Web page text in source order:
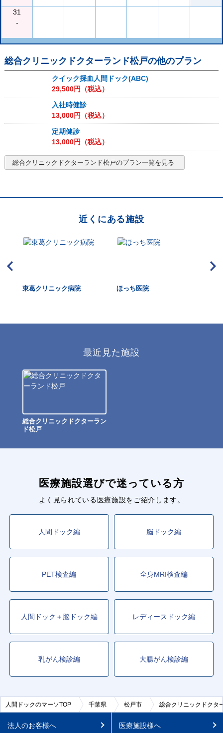
31
-
総合クリニックドクターランド松戸の他のプラン
クイック採血人間ドック(ABC)
29,500円（税込）
入社時健診
13,000円（税込）
定期健診
13,000円（税込）
総合クリニックドクターランド松戸のプラン一覧を見る
近くにある施設
東葛クリニック病院 ほっち医院
最近見た施設
総合クリニックドクターラン
ド松戸
医療施設選びで迷っている方
よく見られている医療施設をご紹介します。
人間ドック編 脳ドック編
PET検査編 全身MRI検査編
人間ドック＋脳ドック編 レディースドック編
乳がん検診編 大腸がん検診編
人間ドックのマーソTOP 千葉県 松戸市 総合クリニックドクタ
法人のお客様へ 医療施設様へ